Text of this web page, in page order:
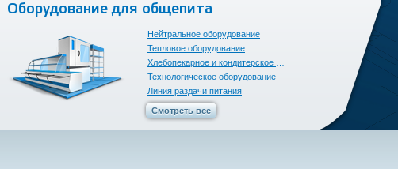
Оборудование для общепита
Нейтральное оборудование
Тепловое оборудование
Технологическое оборудование
Линия раздачи питания
Смотреть все